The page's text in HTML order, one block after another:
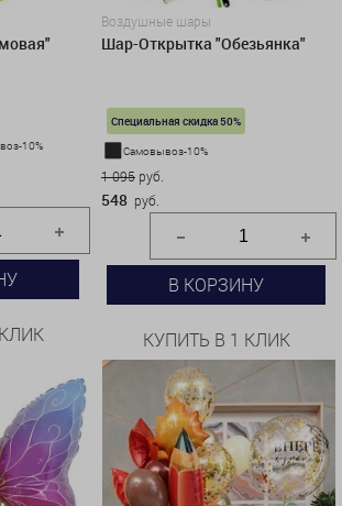
10%
Воздушные шары
Шар-Открытка "Обезьянка"
Специальная скидка 50%
Самовывоз-10%
1 095 руб.
548 руб.
В КОРЗИНУ
КУПИТЬ В 1 КЛИК